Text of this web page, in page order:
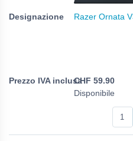
Razer Ornata
CHF 59.90
Disponibile